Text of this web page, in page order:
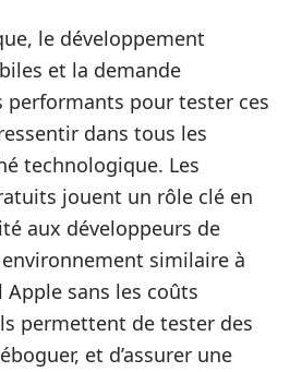
le développement
et la demande
performants pour tester ces
dans tous les
technologique. Les
jouent un rôle clé en
aux développeurs de
similaire à
Apple sans les coûts
permettent de tester des
et d’assurer une